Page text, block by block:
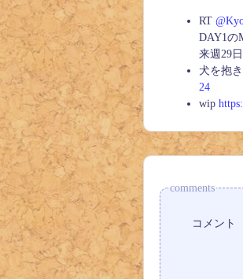
RT
DAY1の
来週29
犬を抱
24
wip
comments
コメント